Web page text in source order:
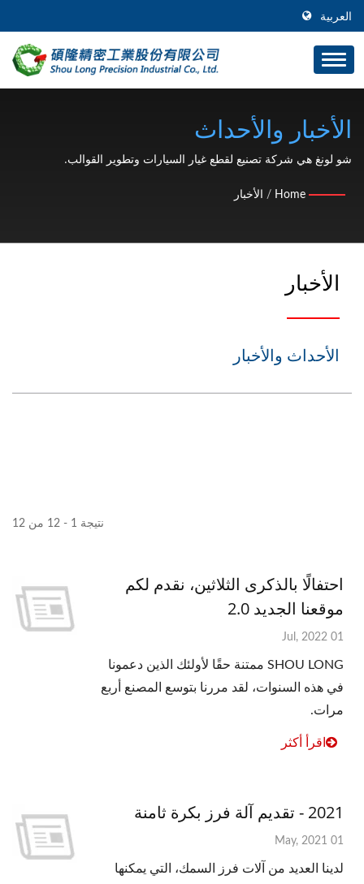
العربية
الأخبار والأحداث
شو لونغ هي شركة تصنيع لقطع غيار السيارات وتطوير القوالب.
Home
/ الأخبار
الأخبار
الأحداث والأخبار
نتيجة 1 - 12 من 12
احتفالًا بالذكرى الثلاثين، نقدم لكم
موقعنا الجديد 2.0
01 Jul, 2022
SHOU LONG ممتنة حقًا لأولئك الذين دعمونا
في هذه السنوات، لقد مررنا بتوسع المصنع أربع
مرات.
اقرأ أكثر
2021 - تقديم آلة فرز بكرة ثامنة
01 May, 2021
لدينا العديد من آلات فرز السمك، التي يمكنها